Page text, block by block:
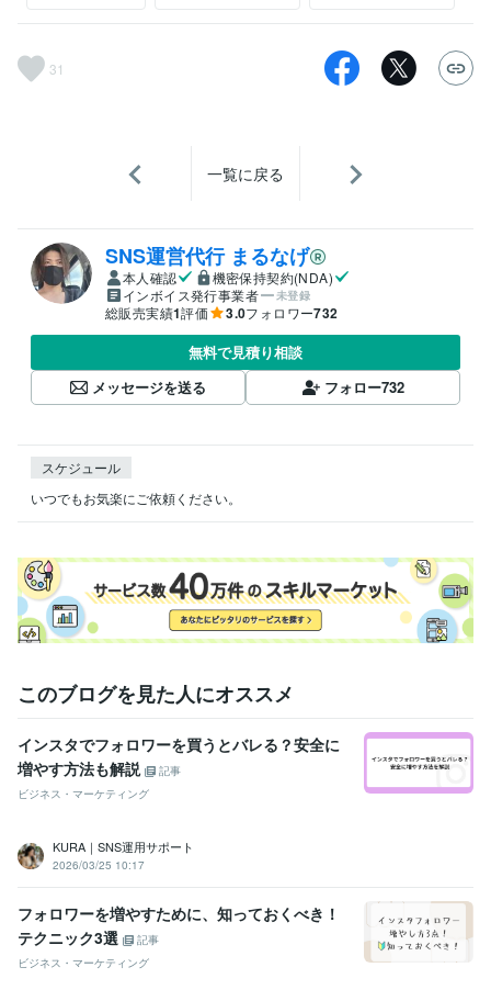
31
一覧に戻る
SNS運営代行 まるなげ
本人確認
機密保持契約(NDA)
インボイス発行事業者
未登録
総販売実績1評価 3.0フォロワー732
無料で見積り相談
メッセージを送る
フォロー732
スケジュール
いつでもお気楽にご依頼ください。
このブログを見た人にオススメ
インスタでフォロワーを買うとバレる？安全に
増やす方法も解説
記事
ビジネス・マーケティング
KURA｜SNS運用サポート
2026/03/25 10:17
フォロワーを増やすために、知っておくべき！
テクニック3選
記事
ビジネス・マーケティング